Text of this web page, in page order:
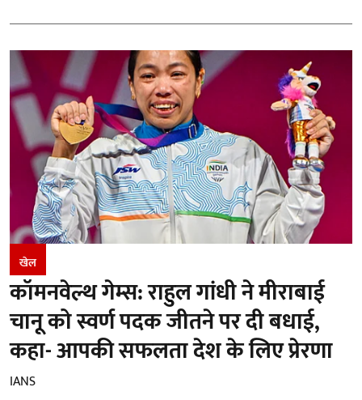
खेल
कॉमनवेल्थ गेम्स: राहुल गांधी ने मीराबाई
चानू को स्वर्ण पदक जीतने पर दी बधाई,
कहा- आपकी सफलता देश के लिए प्रेरणा
IANS